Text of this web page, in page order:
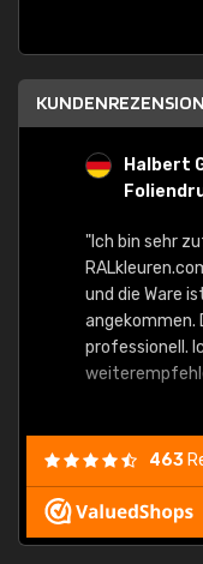
Halbert
"Ich bin sehr
und die Ware
angekommen.
professionell.
463